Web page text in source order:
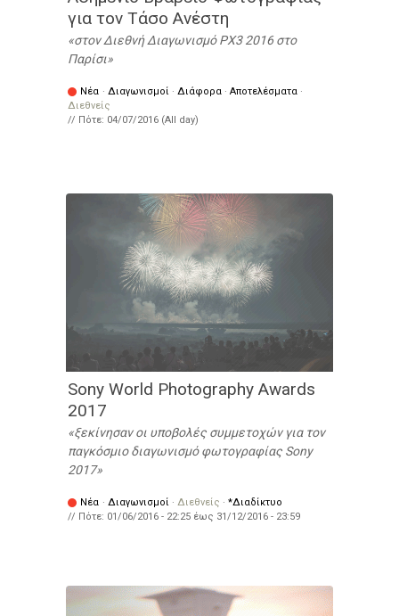
για τον Τάσο Ανέστη
στον Διεθνή Διαγωνισμό PX3 2016 στο
Παρίσι
Νέα · Διαγωνισμοί · Διάφορα · Αποτελέσματα ·
Διεθνείς
// Πότε: 04/07/2016 (All day)
Sony World Photography Awards
2017
ξεκίνησαν οι υποβολές συμμετοχών για τον
παγκόσμιο διαγωνισμό φωτογραφίας Sony
2017
Νέα · Διαγωνισμοί · Διεθνείς · *Διαδίκτυο
// Πότε: 01/06/2016 - 22:25 έως 31/12/2016 - 23:59